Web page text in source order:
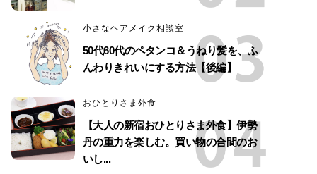
小さなヘアメイク相談室
50代60代のペタンコ＆うねり髪を、ふ
んわりきれいにする方法【後編】
おひとりさま外食
【大人の新宿おひとりさま外食】伊勢
丹の重力を楽しむ。買い物の合間のお
いし...